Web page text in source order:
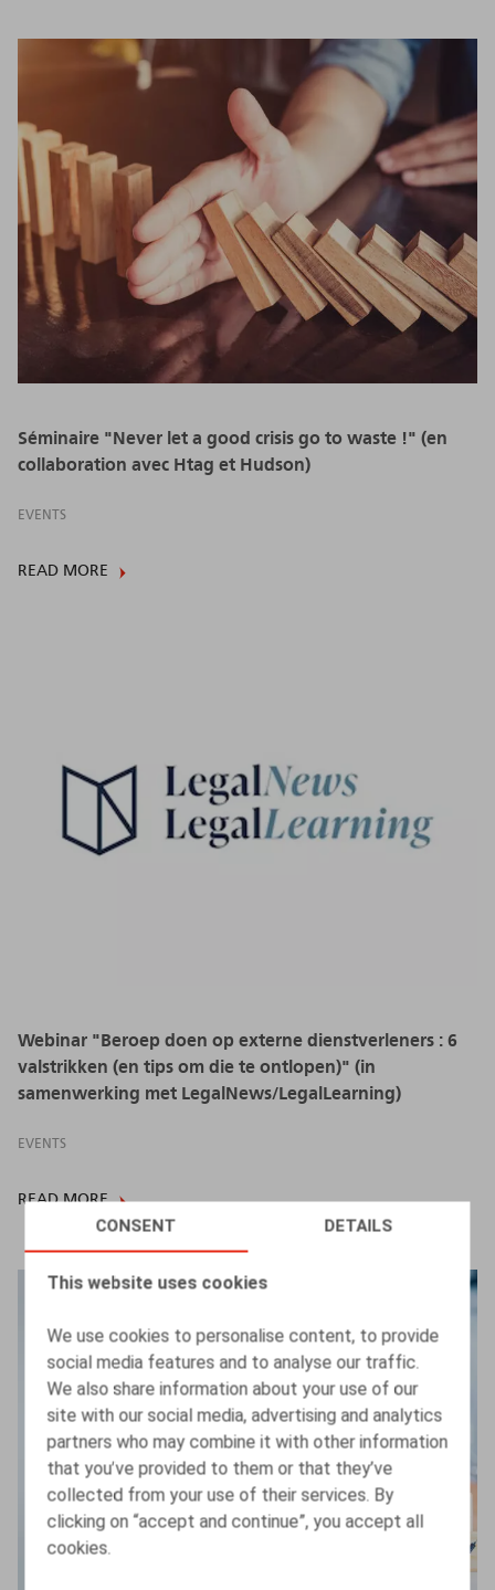
CONSENT DETAILS
This website uses cookies
We use cookies to personalise content, to provide
social media features and to analyse our traffic.
We also share information about your use of our
site with our social media, advertising and analytics
partners who may combine it with other information
that you’ve provided to them or that they’ve
collected from your use of their services. By
clicking on “accept and continue”, you accept all
cookies.
Séminaire "Never let a good crisis go to waste !" (en
collaboration avec Htag et Hudson)
EVENTS
READ MORE
Webinar "Beroep doen op externe dienstverleners : 6
valstrikken (en tips om die te ontlopen)" (in
samenwerking met LegalNews/LegalLearning)
EVENTS
READ MORE